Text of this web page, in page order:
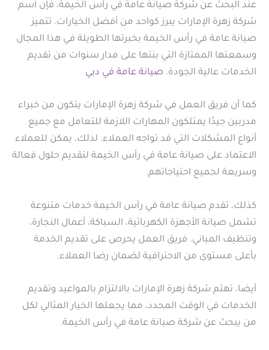
عند البحث عن شركة صيانة عامة في رأس الخيمة، فإن اسم
شركة زهرة الإمارات يبرز كواحد من أفضل الخيارات. تتميز
صيانة عامة في رأس الخيمة بخبرتها الطويلة في هذا المجال
وسمعتها الممتازة التي بنتها على مدار سنوات من تقديم
الخدمات عالية الجودة. صيانة عامة في دبي
كما أن فريق العمل في شركة زهرة الإمارات يتكون من خبراء
مدربين جيدًا يمتلكون المهارات اللازمة للتعامل مع جميع
أنواع المشكلات التي قد تواجه العملاء. لذلك، يمكن للعملاء
الاعتماد على صيانة عامة في رأس الخيمة لتقديم حلول فعالة
وسريعة لجميع احتياجاتهم.
كذلك، تقدم صيانة عامة في رأس الخيمة خدمات متنوعة
تشمل صيانة الأجهزة الكهربائية، السباكة، أعمال النجارة،
وتنظيف المباني. فريق العمل يحرص على تقديم الخدمة
بأعلى مستوى من الاحترافية لضمان رضا العملاء.
أيضا، تهتم شركة زهرة الإمارات بالالتزام بالمواعيد وتقديم
الخدمات في الوقت المحدد، مما يجعلها الخيار المثالي لكل
من يبحث عن شركة صيانة عامة في رأس الخيمة.